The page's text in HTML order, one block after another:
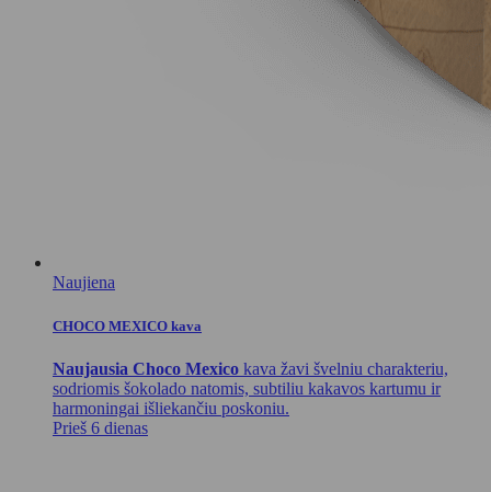
Naujiena
CHOCO MEXICO kava
Naujausia Choco Mexico kava žavi švelniu charakteriu,
sodriomis šokolado natomis, subtiliu kakavos kartumu ir
harmoningai išliekančiu poskoniu.
Prieš 6 dienas